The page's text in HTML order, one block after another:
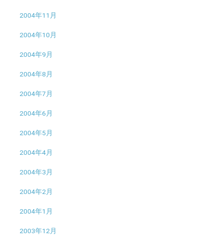
2004年11月
2004年10月
2004年9月
2004年8月
2004年7月
2004年6月
2004年5月
2004年4月
2004年3月
2004年2月
2004年1月
2003年12月